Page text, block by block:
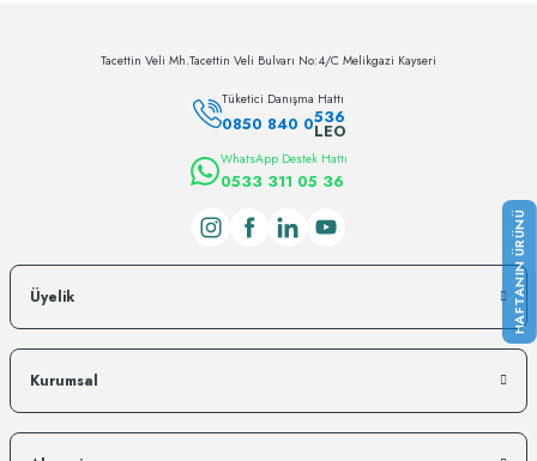
Tacettin Veli Mh.Tacettin Veli Bulvarı No:4/C Melikgazi Kayseri
Tüketici Danışma Hattı
0850 840 0536
LEO
WhatsApp Destek Hattı
0533 311 05 36
Üyelik
Kurumsal